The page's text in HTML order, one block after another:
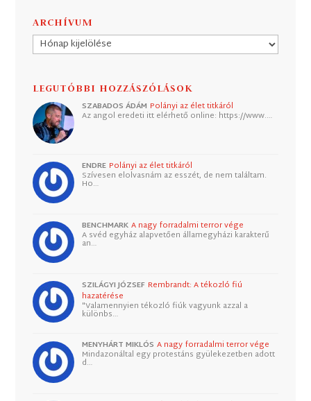
ARCHÍVUM
Archívum
LEGUTÓBBI HOZZÁSZÓLÁSOK
SZABADOS ÁDÁM Polányi az élet titkáról
Az angol eredeti itt elérhető online: https://www.…
ENDRE Polányi az élet titkáról
Szívesen elolvasnám az esszét, de nem találtam.
Ho…
BENCHMARK A nagy forradalmi terror vége
A svéd egyház alapvetően államegyházi karakterű
an…
SZILÁGYI JÓZSEF Rembrandt: A tékozló fiú
hazatérése
"Valamennyien tékozló fiúk vagyunk azzal a
különbs…
MENYHÁRT MIKLÓS A nagy forradalmi terror vége
Mindazonáltal egy protestáns gyülekezetben adott
d…